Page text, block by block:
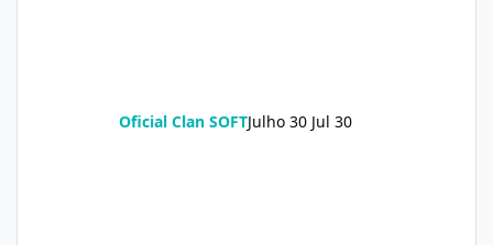
Oficial Clan SOFTJulho 30 Jul 30